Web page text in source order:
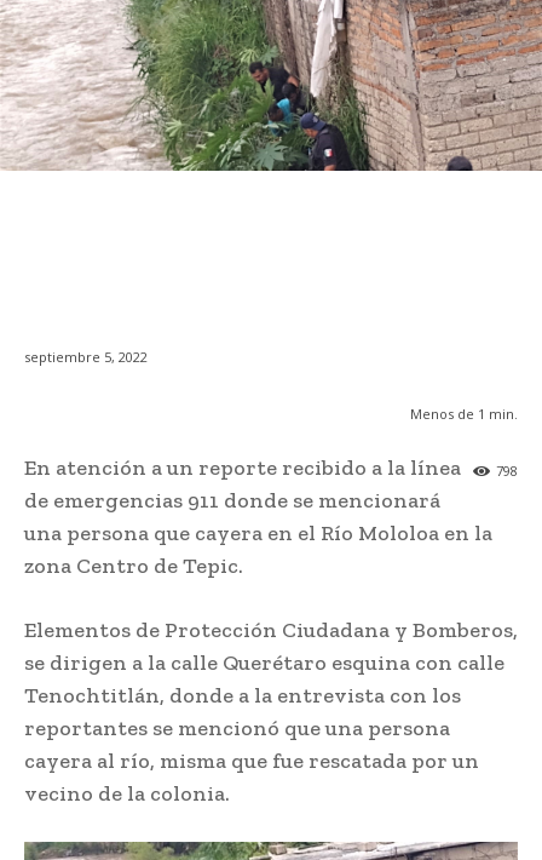
septiembre 5, 2022
Menos de 1 min.
798
En atención a un reporte recibido a la línea
de emergencias 911 donde se mencionará
una persona que cayera en el Río Mololoa en la
zona Centro de Tepic.
Elementos de Protección Ciudadana y Bomberos,
se dirigen a la calle Querétaro esquina con calle
Tenochtitlán, donde a la entrevista con los
reportantes se mencionó que una persona
cayera al río, misma que fue rescatada por un
vecino de la colonia.